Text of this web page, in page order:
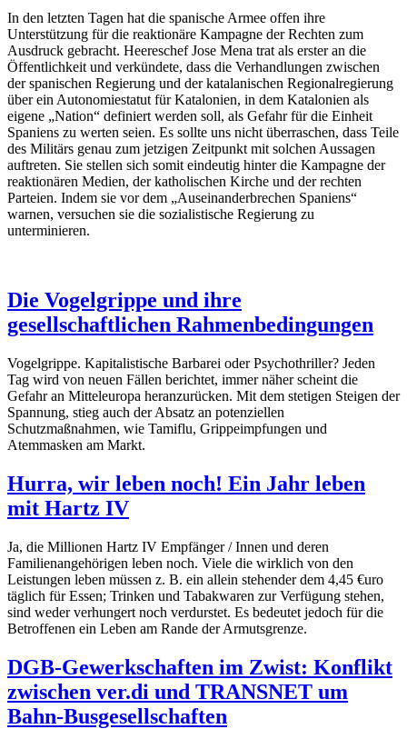
In den letzten Tagen hat die spanische Armee offen ihre
Unterstützung für die reaktionäre Kampagne der Rechten zum
Ausdruck gebracht. Heereschef Jose Mena trat als erster an die
Öffentlichkeit und verkündete, dass die Verhandlungen zwischen
der spanischen Regierung und der katalanischen Regionalregierung
über ein Autonomiestatut für Katalonien, in dem Katalonien als
eigene „Nation“ definiert werden soll, als Gefahr für die Einheit
Spaniens zu werten seien. Es sollte uns nicht überraschen, dass Teile
des Militärs genau zum jetzigen Zeitpunkt mit solchen Aussagen
auftreten. Sie stellen sich somit eindeutig hinter die Kampagne der
reaktionären Medien, der katholischen Kirche und der rechten
Parteien. Indem sie vor dem „Auseinanderbrechen Spaniens“
warnen, versuchen sie die sozialistische Regierung zu
unterminieren.
Die Vogelgrippe und ihre
gesellschaftlichen Rahmenbedingungen
Vogelgrippe. Kapitalistische Barbarei oder Psychothriller? Jeden
Tag wird von neuen Fällen berichtet, immer näher scheint die
Gefahr an Mitteleuropa heranzurücken. Mit dem stetigen Steigen der
Spannung, stieg auch der Absatz an potenziellen
Schutzmaßnahmen, wie Tamiflu, Grippeimpfungen und
Atemmasken am Markt.
Hurra, wir leben noch! Ein Jahr leben
mit Hartz IV
Ja, die Millionen Hartz IV Empfänger / Innen und deren
Familienangehörigen leben noch. Viele die wirklich von den
Leistungen leben müssen z. B. ein allein stehender dem 4,45 €uro
täglich für Essen; Trinken und Tabakwaren zur Verfügung stehen,
sind weder verhungert noch verdurstet. Es bedeutet jedoch für die
Betroffenen ein Leben am Rande der Armutsgrenze.
DGB-Gewerkschaften im Zwist: Konflikt
zwischen ver.di und TRANSNET um
Bahn-Busgesellschaften